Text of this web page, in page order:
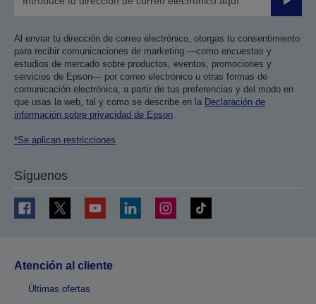
Enviar
Al enviar tu dirección de correo electrónico, otorgas tu consentimiento
para recibir comunicaciones de marketing —como encuestas y
estudios de mercado sobre productos, eventos, promociones y
servicios de Epson— por correo electrónico u otras formas de
comunicación electrónica, a partir de tus preferencias y del modo en
que usas la web, tal y como se describe en la Declaración de
información sobre privacidad de Epson.
*Se aplican restricciones
Síguenos
Atención al cliente
Últimas ofertas